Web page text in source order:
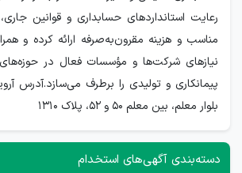
رعایت استانداردهای حسابداری و قوانین
مناسب و هزینه مقرون‌به‌صرفه ارائه کرده و
نیازهای شرکت‌ها و مؤسسات فعال در حوزه‌های
پیمانکاری و تولیدی را برطرف می‌سازد.آدرس
بلوار معلم، بین معلم ۵۰ و ۵۲، پلاک 1310
دسته‌بندی آگهی‌های استخدام